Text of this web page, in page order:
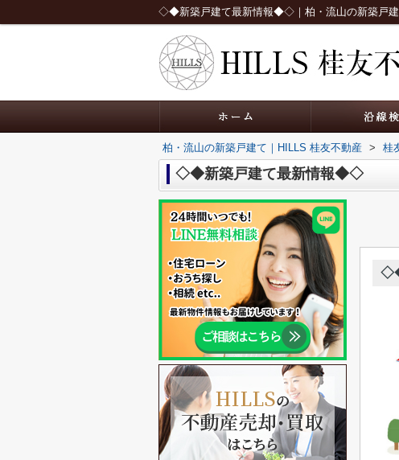
◇◆新築戸建て最新情報◆◇｜柏・流山の新築戸建
柏・流山の新築戸建て｜HILLS 桂友不動産 > 桂
◇◆新築戸建て最新情報◆◇